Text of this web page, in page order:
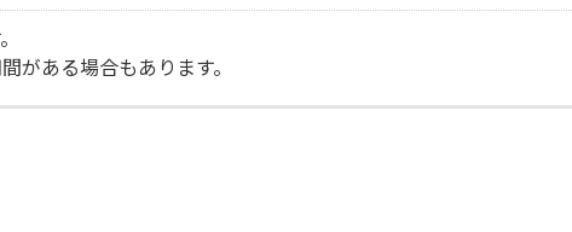
がある場合もあります。